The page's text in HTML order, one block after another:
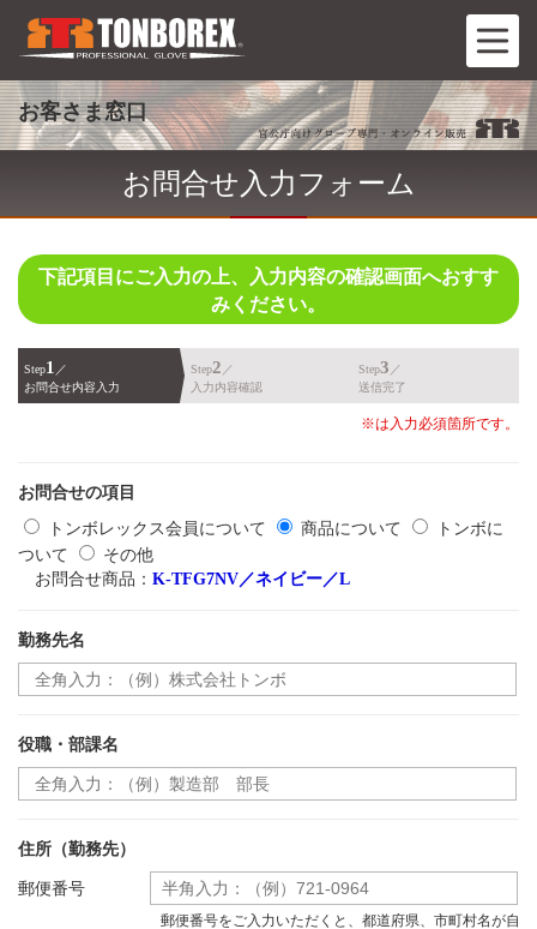
お客さま窓口
お問合せ入力フォーム
下記項目にご入力の上、入力内容の確認画面へおすす
みください。
Step1 ／
お問合せ内容入力
Step2 ／
入力内容確認
Step3 ／
送信完了
※は入力必須箇所です。
お問合せの項目
トンボレックス会員について
商品について
トンボに
ついて
その他
お問合せ商品： K-TFG7NV／ネイビー／L
勤務先名
役職・部課名
住所（勤務先）
郵便番号
郵便番号をご入力いただくと、都道府県、市町村名が自